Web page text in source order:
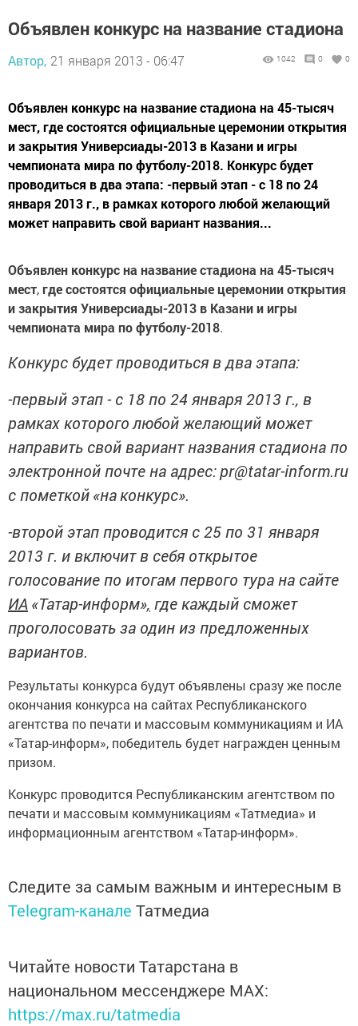
Объявлен конкурс на название стадиона
Автор, 21 января 2013 - 06:47 1042 0 0
Объявлен конкурс на название стадиона на 45-тысяч
мест, где состоятся официальные церемонии открытия
и закрытия Универсиады-2013 в Казани и игры
чемпионата мира по футболу-2018. Конкурс будет
проводиться в два этапа: -первый этап - с 18 по 24
января 2013 г., в рамках которого любой желающий
может направить свой вариант названия...
Объявлен конкурсна название стадиона на 45-тысяч
мест,где состоятся официальные церемонии открытия
и закрытия Универсиады-2013 в Казани и игры
чемпионата мира по футболу-2018.
Конкурс будет проводиться в два этапа:
-первый этап - с 18 по 24 января 2013 г., в
рамках котороголюбой желающий может
направить свой вариант названия стадиона по
электронной почте на адрес:pr@tatar-inform.ru
с пометкой«наконкурс».
-второй этап проводится с 25 по 31 января
2013 г. и включит в себя открытое
голосование по итогам первого тура на сайте
ИА«Татар-информ», где каждый сможет
проголосовать за один из предложенных
вариантов.
Результаты конкурса будут объявлены сразу же после
окончания конкурса на сайтах Республиканского
агентства по печати и массовым коммуникациям и ИА
«Татар-информ», победитель будет награжден ценным
призом.
Конкурс проводится Республиканским агентством по
печати и массовым коммуникациям «Татмедиа» и
информационным агентством «Татар-информ».
Следите за самым важным и интересным в
Telegram-канале Татмедиа
Читайте новости Татарстана в
национальном мессенджере MАХ:
https://max.ru/tatmedia